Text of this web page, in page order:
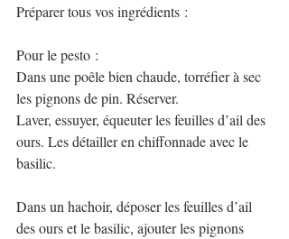
Préparer tous vos ingrédients :
Pour le pesto :
Dans une poêle bien chaude, torréfier à sec
les pignons de pin. Réserver.
Laver, essuyer, équeuter les feuilles d’ail des
ours. Les détailler en chiffonnade avec le
basilic.
Dans un hachoir, déposer les feuilles d’ail
des ours et le basilic, ajouter les pignons